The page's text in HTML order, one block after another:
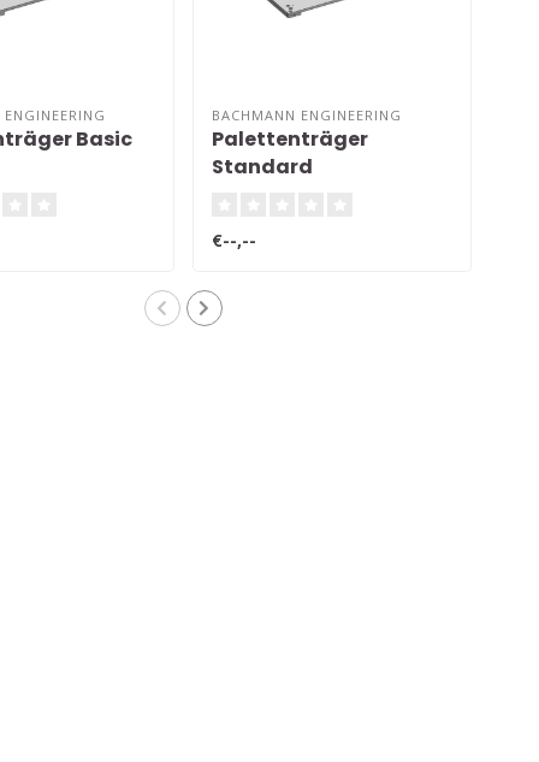
Basic
BACHMANN ENGINEERING
Palettenträger
Standard
€--,--